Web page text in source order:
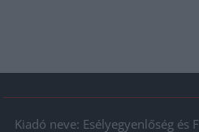
Kiadó neve: Esélyegyenlőség és